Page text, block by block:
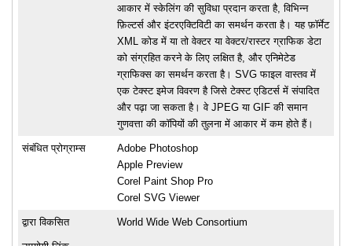
आकार में स्केलिंग की सुविधा प्रदान करता है, विभिन्न
फ़िल्टर्स और इंटरएक्टिविटी का समर्थन करता है। यह फ़ॉर्मेट
XML कोड में या तो वेक्टर या वेक्टर/रास्टर ग्राफिक डेटा
को संग्रहित करने के लिए लक्षित है, और एनिमेटेड
ग्राफिक्स का समर्थन करता है। SVG फाइल वास्तव में
एक टेक्स्ट इमेज विवरण है जिसे टेक्स्ट एडिटर्स में संपादित
और पढ़ा जा सकता है। वे JPEG या GIF की समान
गुणवत्ता की कॉपियों की तुलना में आकार में कम होते हैं।
संबंधित प्रोग्राम्स
Adobe Photoshop
Apple Preview
Corel Paint Shop Pro
Corel SVG Viewer
द्वारा विकसित World Wide Web Consortium